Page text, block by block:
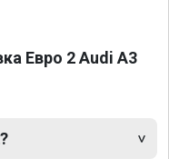
Евро 2 Audi A3